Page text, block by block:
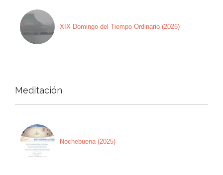
XIX Domingo del Tiempo Ordinario (2026)
Meditación
Nochebuena (2025)